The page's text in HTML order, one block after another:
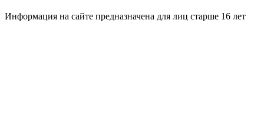
Информация на сайте предназначена для лиц старше 16 лет